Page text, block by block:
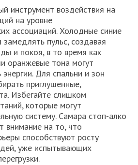
инструмент воздействия на
на уровне
ассоциаций. Холодные синие
пульс, создавая
и покоя, в то время как
оранжевые тона могут
Для спальни и зон
приглушенные,
Избегайте слишком
которые могут
систему. Самара стоп-алко
внимание на то, что
способствуют росту
уже испытывающих